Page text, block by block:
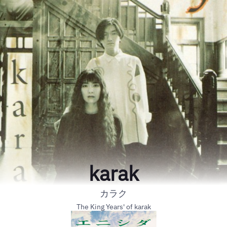
karak
カラク
The King Years' of karak